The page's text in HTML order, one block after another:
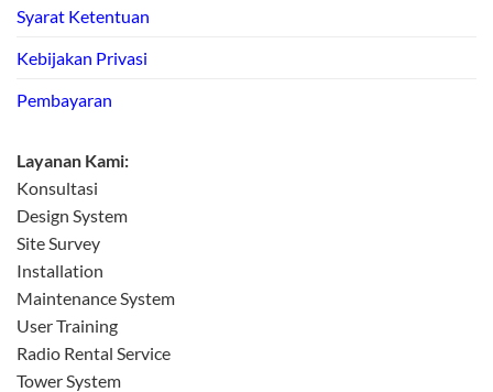
Syarat Ketentuan
Kebijakan Privasi
Pembayaran
Layanan Kami:
Konsultasi
Design System
Site Survey
Installation
Maintenance System
User Training
Radio Rental Service
Tower System